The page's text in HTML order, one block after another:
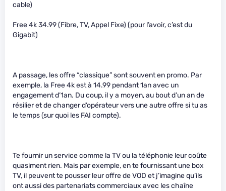
cable)
Free 4k 34.99 (Fibre, TV, Appel Fixe) (pour l’avoir, c’est du
Gigabit)
A passage, les offre “classique” sont souvent en promo. Par
exemple, la Free 4k est à 14.99 pendant 1an avec un
engagement d’1an. Du coup, il y a moyen, au bout d’un an de
résilier et de changer d’opérateur vers une autre offre si tu as
le temps (sur quoi les FAI compte).
Te fournir un service comme la TV ou la téléphonie leur coûte
quasiment rien. Mais par exemple, en te fournissant une box
TV, il peuvent te pousser leur offre de VOD et j’imagine qu’ils
ont aussi des partenariats commerciaux avec les chaîne